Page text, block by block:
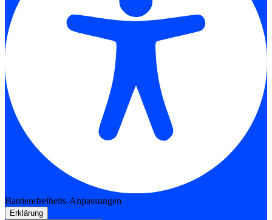
Barrierefreiheits-Anpassungen
Erklärung